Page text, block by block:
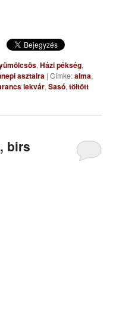
,Házi pékség,
asztalra |Címke:alma,
lekvár,Sasó,töltött
birs